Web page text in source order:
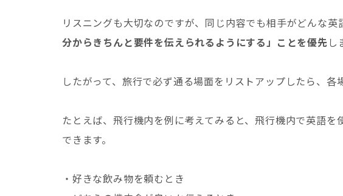
リスニングも大切なのですが、同じ内容でも相手がどんな
分からきちんと要件を伝えられるようにする」ことを優先 し
したがって、旅行で必ず通る場面をリストアップしたら、
たとえば、飛行機内を例に考えてみると、飛行機内で英語
できます。
・好きな飲み物を頼むとき